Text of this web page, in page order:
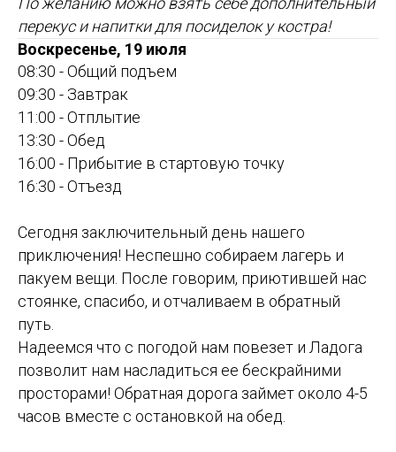
перекус и напитки для посиделок у костра!
Воскресенье, 19 июля
08:30 - Общий подъем
09:30 - Завтрак
11:00 - Отплытие
13:30 - Обед
16:00 - Прибытие в стартовую точку
16:30 - Отъезд
Сегодня заключительный день нашего
приключения! Неспешно собираем лагерь и
пакуем вещи. После говорим, приютившей нас
стоянке, спасибо, и отчаливаем в обратный
путь.
Надеемся что с погодой нам повезет и Ладога
позволит нам насладиться ее бескрайними
просторами! Обратная дорога займет около 4-5
часов вместе с остановкой на обед.